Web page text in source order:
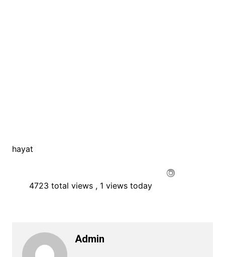
hayat
4723 total views , 1 views today
Admin